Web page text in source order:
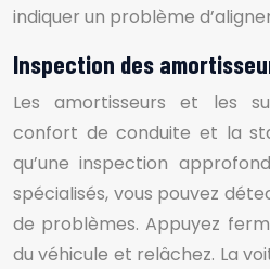
indiquer un problème
Inspection des
Les amortisseurs et les
confort de conduite et la
qu’une inspection
spécialisés, vous pouvez
de problèmes. Appuyez
du véhicule et relâchez. La